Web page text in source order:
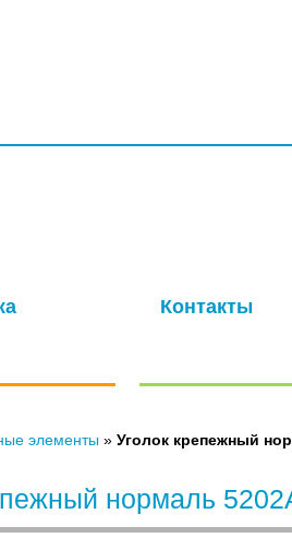
Контакты
элементы » Уголок крепежный
нормаль